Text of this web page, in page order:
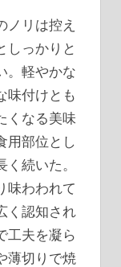
ノリは控え
しっかりと
。軽やかな
味付けとも
くなる美味
用部位とし
続いた。
味わわれて
く認知され
工夫を凝ら
薄切りで焼